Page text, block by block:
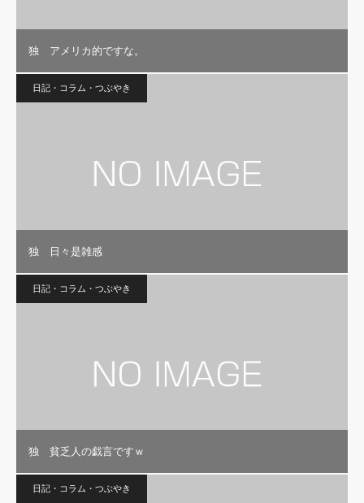
独 アメリカ的ですな。
日記・コラム・つぶやき
独 日々是雑感
日記・コラム・つぶやき
独 貧乏人の戯言ですｗ
日記・コラム・つぶやき